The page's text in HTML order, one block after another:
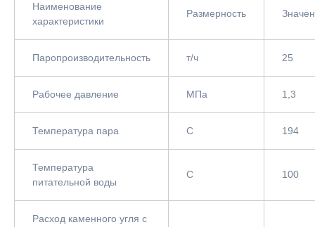
Наименование
характеристики
Размерность
Паропроизводительность т/ч 25
Рабочее давление МПа 1,3
Температура пара С 194
Температура
питательной воды
С 100
Расход каменного угля с